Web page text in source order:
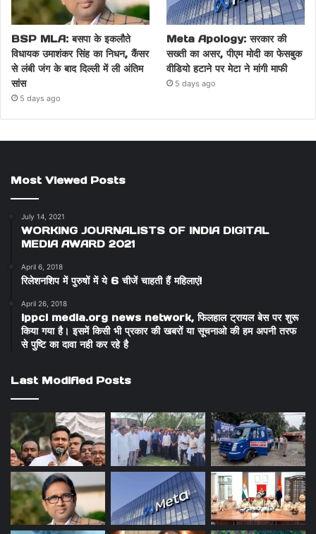
BSP MLA: बसपा के इकलौते
विधायक उमाशंकर सिंह का निधन, कैंसर
से लंबी जंग के बाद दिल्ली में ली अंतिम
सांस
5 days ago
Meta Apology: सरकार की
सख्ती का असर, पीएम मोदी का फेसबुक
वीडियो हटाने पर मेटा ने मांगी माफी
5 days ago
Most Viewed Posts
July 14, 2021
WORKING JOURNALISTS OF INDIA DIGITAL
MEDIA AWARD 2021
April 6, 2018
रिलेशनशिप में पुरुषों में ये 6 चीजें चाहती हैं महिलाएं!
April 26, 2018
ippci media.org news network, फिलहाल ट्रायल बेस पर शुरू
किया गया है। इसमें किसी भी प्रकार की खबरों या सूचनाओ की हम अपनी तरफ
से पुष्टि का दावा नही कर रहे है
Last Modified Posts